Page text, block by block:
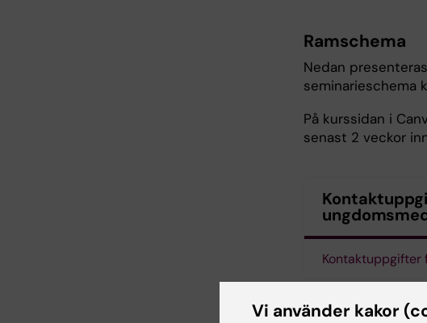
Ramschema
Nedan
seminarieschema
På kurssidan i
senast 2 veckor
Kontaktuppgifter
Vi använder kakor